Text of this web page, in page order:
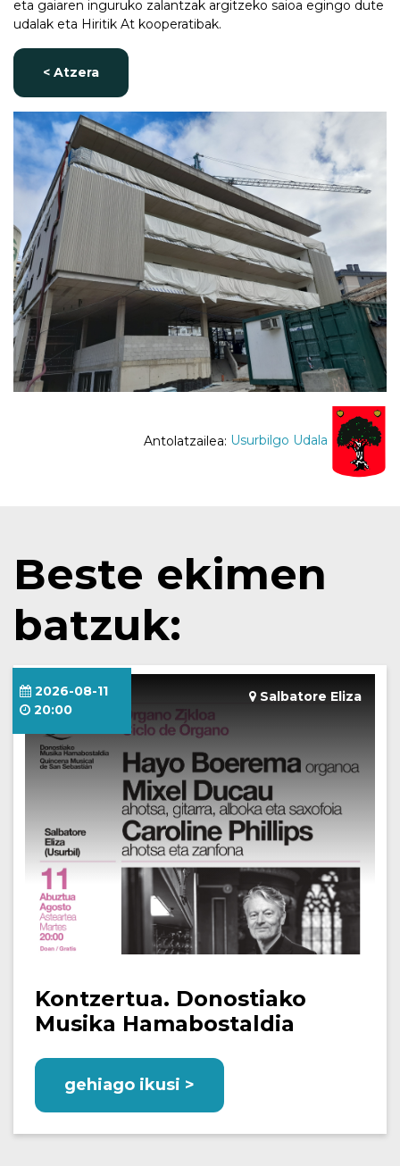
eta gaiaren inguruko zalantzak argitzeko saioa egingo dute
udalak eta Hiritik At kooperatibak.
< Atzera
Antolatzailea: Usurbilgo Udala
Beste ekimen
batzuk:
Salbatore Eliza
2026-08-11
20:00
Kontzertua. Donostiako
Musika Hamabostaldia
gehiago ikusi >